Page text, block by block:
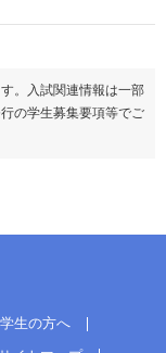
。入試関連情報は一部
の学生募集要項等でご
生の方へ